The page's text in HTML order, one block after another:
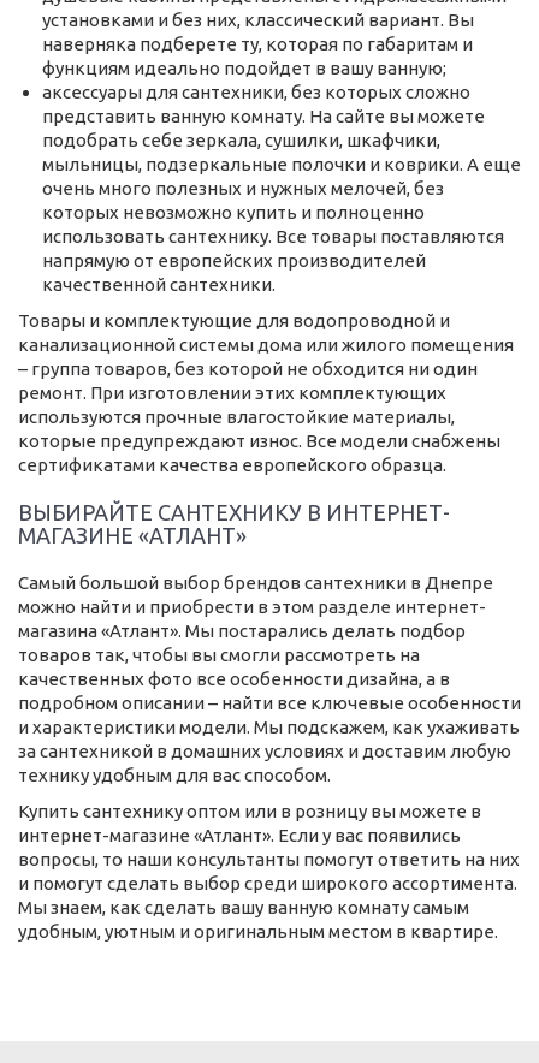
установками и без них, классический вариант. Вы
наверняка подберете ту, которая по габаритам и
функциям идеально подойдет в вашу ванную;
аксессуары для сантехники, без которых сложно
представить ванную комнату. На сайте вы можете
подобрать себе зеркала, сушилки, шкафчики,
мыльницы, подзеркальные полочки и коврики. А еще
очень много полезных и нужных мелочей, без
которых невозможно купить и полноценно
использовать сантехнику. Все товары поставляются
напрямую от европейских производителей
качественной сантехники.
Товары и комплектующие для водопроводной и
канализационной системы дома или жилого помещения
– группа товаров, без которой не обходится ни один
ремонт. При изготовлении этих комплектующих
используются прочные влагостойкие материалы,
которые предупреждают износ. Все модели снабжены
сертификатами качества европейского образца.
ВЫБИРАЙТЕ САНТЕХНИКУ В ИНТЕРНЕТ-
МАГАЗИНЕ «АТЛАНТ»
Самый большой выбор брендов сантехники в Днепре
можно найти и приобрести в этом разделе интернет-
магазина «Атлант». Мы постарались делать подбор
товаров так, чтобы вы смогли рассмотреть на
качественных фото все особенности дизайна, а в
подробном описании – найти все ключевые особенности
и характеристики модели. Мы подскажем, как ухаживать
за сантехникой в домашних условиях и доставим любую
технику удобным для вас способом.
Купить сантехнику оптом или в розницу вы можете в
интернет-магазине «Атлант». Если у вас появились
вопросы, то наши консультанты помогут ответить на них
и помогут сделать выбор среди широкого ассортимента.
Мы знаем, как сделать вашу ванную комнату самым
удобным, уютным и оригинальным местом в квартире.